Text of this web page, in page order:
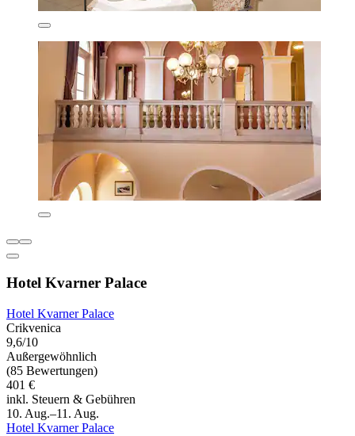
Hotel Kvarner Palace
Hotel Kvarner Palace
Crikvenica
9,6/10
Außergewöhnlich
(85 Bewertungen)
401 €
inkl. Steuern & Gebühren
10. Aug.–11. Aug.
Hotel Kvarner Palace